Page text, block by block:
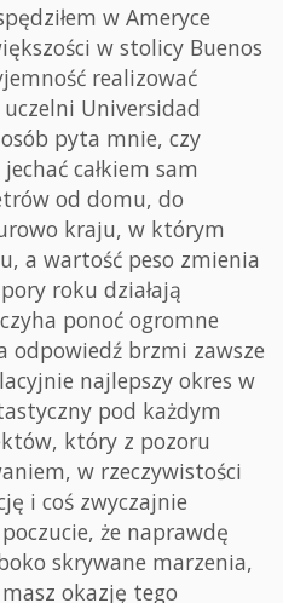
w Ameryce
w stolicy Buenos
realizować
Universidad
pyta mnie, czy
całkiem sam
od domu, do
kraju, w którym
a wartość peso zmienia
roku działają
ponoć ogromne
odpowiedź brzmi zawsze
najlepszy okres w
pod każdym
który z pozoru
w rzeczywistości
i coś zwyczajnie
że naprawdę
skrywane marzenia,
okazję tego